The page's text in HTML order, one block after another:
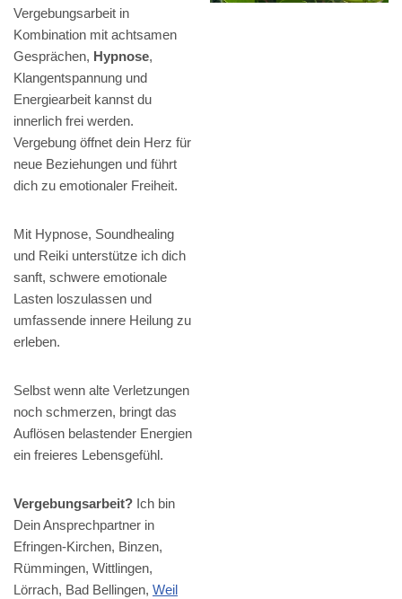
Vergebungsarbeit in
Kombination mit achtsamen
Gesprächen, Hypnose,
Klangentspannung und
Energiearbeit kannst du
innerlich frei werden.
Vergebung öffnet dein Herz für
neue Beziehungen und führt
dich zu emotionaler Freiheit.
Mit Hypnose, Soundhealing
und Reiki unterstütze ich dich
sanft, schwere emotionale
Lasten loszulassen und
umfassende innere Heilung zu
erleben.
Selbst wenn alte Verletzungen
noch schmerzen, bringt das
Auflösen belastender Energien
ein freieres Lebensgefühl.
Vergebungsarbeit? Ich bin
Dein Ansprechpartner in
Efringen-Kirchen, Binzen,
Rümmingen, Wittlingen,
Lörrach, Bad Bellingen, Weil